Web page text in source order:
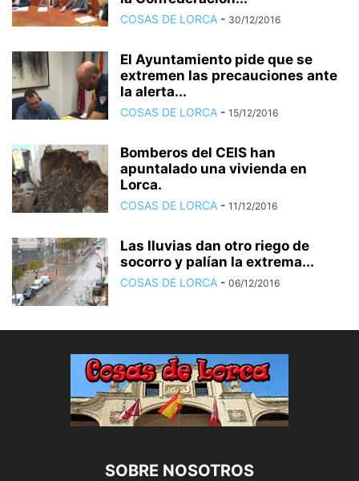
COSAS DE LORCA - 30/12/2016
El Ayuntamiento pide que se
extremen las precauciones ante
la alerta...
COSAS DE LORCA - 15/12/2016
Bomberos del CEIS han
apuntalado una vivienda en
Lorca.
COSAS DE LORCA - 11/12/2016
Las lluvias dan otro riego de
socorro y palían la extrema...
COSAS DE LORCA - 06/12/2016
SOBRE NOSOTROS